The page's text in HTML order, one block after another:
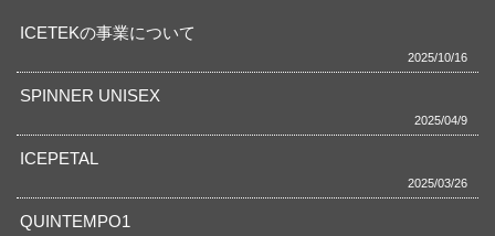
ICETEKの事業について
2025/10/16
SPINNER UNISEX
2025/04/9
ICEPETAL
2025/03/26
QUINTEMPO1